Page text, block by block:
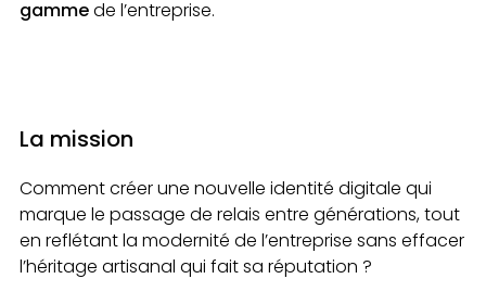
gammede l’entreprise.
La mission
Comment créer une nouvelle identité digitale qui
marque le passage de relais entre générations, tout
en reflétant la modernité de l’entreprise sans effacer
l’héritage artisanal qui fait sa réputation ?